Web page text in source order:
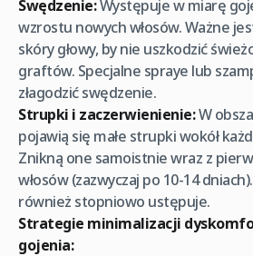
Swędzenie:Występuje w miarę
wzrostu nowych włosów. Ważne
skóry głowy, by nie uszkodzić
graftów. Specjalne spraye lub
złagodzić swędzenie.
Strupki i zaczerwienienie:W
pojawią się małe strupki wokół
Znikną one samoistnie wraz z
włosów (zazwyczaj po 10-14
również stopniowo ustępuje.
Strategie minimalizacji
gojenia: